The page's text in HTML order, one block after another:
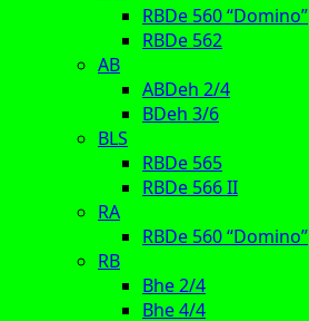
RBDe 560 “Domino”
RBDe 562
AB
ABDeh 2/4
BDeh 3/6
BLS
RBDe 565
RBDe 566 II
RA
RBDe 560 “Domino”
RB
Bhe 2/4
Bhe 4/4